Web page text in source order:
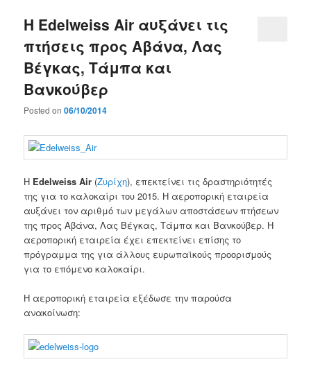
Η Edelweiss Air αυξάνει τις
πτήσεις προς Αβάνα, Λας
Βέγκας, Τάμπα και
Βανκούβερ
Posted on06/10/2014
Η Edelweiss Air (Ζυρίχη), επεκτείνει τις δραστηριότητές
της για το καλοκαίρι του 2015. Η αεροπορική εταιρεία
αυξάνει τον αριθμό των μεγάλων αποστάσεων πτήσεων
τηςπρος Αβάνα,Λας Βέγκας,Τάμπα και Βανκούβερ. Η
αεροπορική εταιρεία έχει επεκτείνει επίσης το
πρόγραμμα της για άλλους ευρωπαϊκούς προορισμούς
για το επόμενο καλοκαίρι.
Η αεροπορική εταιρεία εξέδωσε την παρούσα
ανακοίνωση: